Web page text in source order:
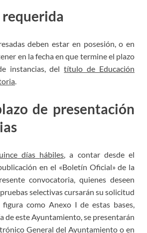
deben estar en posesión, o en
en la fecha enque termine el plazo
instancias, deltítulo de Educación
.
de presentación
días hábiles, a contar desde el
en el «Boletín Oficial» de la
convocatoria, quienes deseen
pruebasselectivascursarán su solicitud
figura como Anexo I de estas bases,
de este Ayuntamiento, se presentarán
General del Ayuntamiento o en